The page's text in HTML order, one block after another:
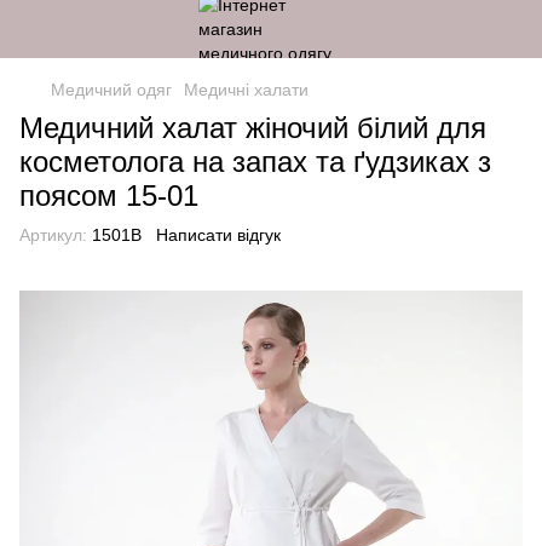
Медичний одяг Медичні халати
Медичний халат жіночий білий для
косметолога на запах та ґудзиках з
поясом 15-01
Артикул: 1501B Написати відгук